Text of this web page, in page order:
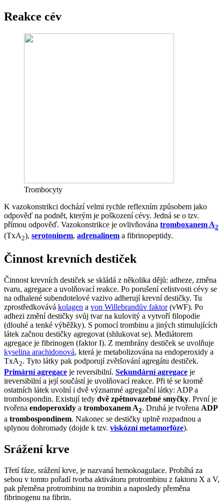
Reakce cév
Trombocyty
K vazokonstrikci dochází velmi rychle reflexním způsobem jako
odpověď na podnět, kterým je poškození cévy. Jedná se o tzv.
přímou odpověď. Vazokonstrikce je ovlivňována tromboxanem A2
(TxA2), serotoninem, adrenalinem a fibrinopeptidy.
Činnost krevních destiček
Činnost krevních destiček se skládá z několika dějů: adheze, změna
tvaru, agregace a uvolňovací reakce. Po porušení celistvosti cévy se
na odhalené subendotelové vazivo adherují krevní destičky. Tu
zprostředkovává kolagen a von Willebrandův faktor(vWF). Po
adhezi změní destičky svůj tvar na kulovitý a vytvoří filopodie
(dlouhé a tenké výběžky). S pomocí trombinu a jiných stimulujících
látek začnou destičky agregovat (shlukovat se). Mediátorem
agregace je fibrinogen (faktor I). Z membrány destiček se uvolňuje
kyselina arachidonová, která je metabolizována na endoperoxidy a
TxA2. Tyto látky pak podporují zvětšování agregátu destiček.
Primární agregace je reversibilní. Sekundární agregace je
ireversibilní a její součástí je uvolňovací reakce. Při té se kromě
ostatních látek uvolní i dvě významné agregační látky: ADP a
trombospondin. Existují tedy dvě zpětnovazebné smyčky. První je
tvořena endoperoxidy a tromboxanem A2. Druhá je tvořena ADP
a trombospondinem. Nakonec se destičky uplně rozpadnou a
splynou dohromady (dojde k tzv. viskózní metamorfóze).
Srážení krve
Třetí fáze, srážení krve, je nazvaná hemokoagulace. Probíhá za
sebou v tomto pořadí tvorba aktivátoru protrombinu z faktoru X a V,
pak přeměna protrombinu na trombin a naposledy přeměna
fibrinogenu na fibrin.